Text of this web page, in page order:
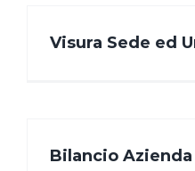
Visura Sede ed
Bilancio Azienda